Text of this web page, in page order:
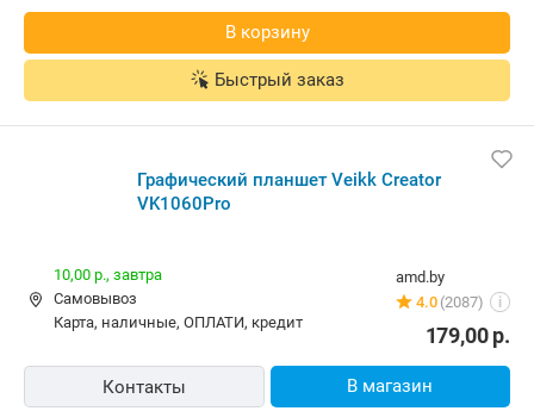
1 отзыв
i
наличные
р.
В корзину
Графический планшет Veikk Creator VK1060Pro
amd.by
4.0(2087) i
10,00 р.,